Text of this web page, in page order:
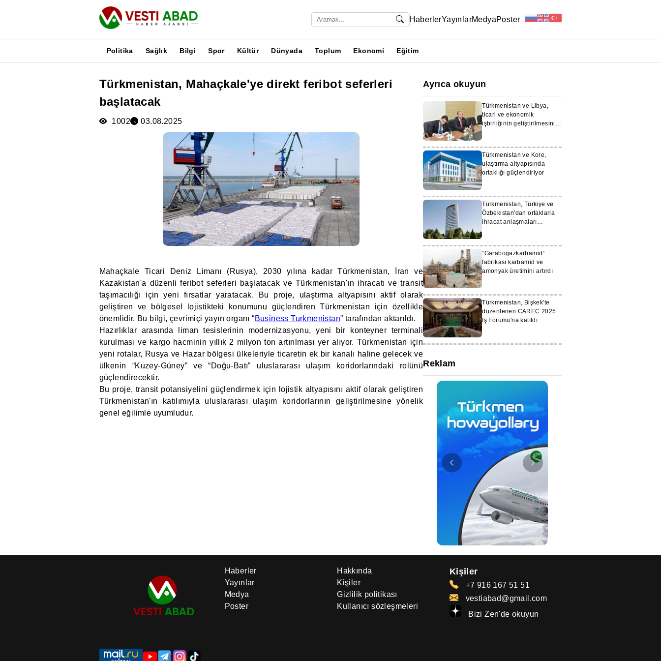
HaberlerYayınlarMedyaPoster
Politika Sağlık Bilgi Spor Kültür Dünyada Toplum Ekonomi Eğitim
Türkmenistan, Mahaçkale'ye direkt feribot seferleri
başlatacak
1002 03.08.2025
Mahaçkale Ticari Deniz Limanı (Rusya), 2030 yılına kadar Türkmenistan, İran ve
Kazakistan'a düzenli feribot seferleri başlatacak ve Türkmenistan'ın ihracatı ve transit
taşımacılığı için yeni fırsatlar yaratacak. Bu proje, ulaştırma altyapısını aktif olarak
geliştiren ve bölgesel lojistikteki konumunu güçlendiren Türkmenistan için özellikle
önemlidir. Bu bilgi, çevrimiçi yayın organı “Business Turkmenistan” tarafından aktarıldı.
Hazırlıklar arasında liman tesislerinin modernizasyonu, yeni bir konteyner terminali
kurulması ve kargo hacminin yıllık 2 milyon ton artırılması yer alıyor. Türkmenistan için
yeni rotalar, Rusya ve Hazar bölgesi ülkeleriyle ticaretin ek bir kanalı haline gelecek ve
ülkenin “Kuzey-Güney” ve “Doğu-Batı” uluslararası ulaşım koridorlarındaki rolünü
güçlendirecektir.
Bu proje, transit potansiyelini güçlendirmek için lojistik altyapısını aktif olarak geliştiren
Türkmenistan'ın katılımıyla uluslararası ulaşım koridorlarının geliştirilmesine yönelik
genel eğilimle uyumludur.
Ayrıca okuyun
Türkmenistan ve Libya,
ticari ve ekonomik
işbirliğinin geliştirilmesini
Türkmenistan ve Kore,
ulaştırma altyapısında
ortaklığı güçlendiriyor
Türkmenistan, Türkiye ve
Özbekistan'dan ortaklarla
ihracat anlaşmaları
“Garabogazkarbamid”
fabrikası karbamid ve
amonyak üretimini artırdı
Türkmenistan, Bişkek'te
düzenlenen CAREC 2025
İş Forumu'na katıldı
Reklam
Haberler
Yayınlar
Medya
Poster
Hakkında
Kişiler
Gizlilik politikası
Kullanıcı sözleşmeleri
Kişiler
+7 916 167 51 51
vestiabad@gmail.com
Bizi Zen'de okuyun